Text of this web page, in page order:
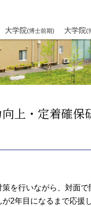
大学院(博士前期) 大学院(
上・定着確
を行いながら、対面
2年目になるまで応援